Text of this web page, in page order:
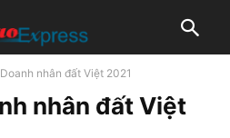
nhân đất Việt 2021
nhân đất Việt